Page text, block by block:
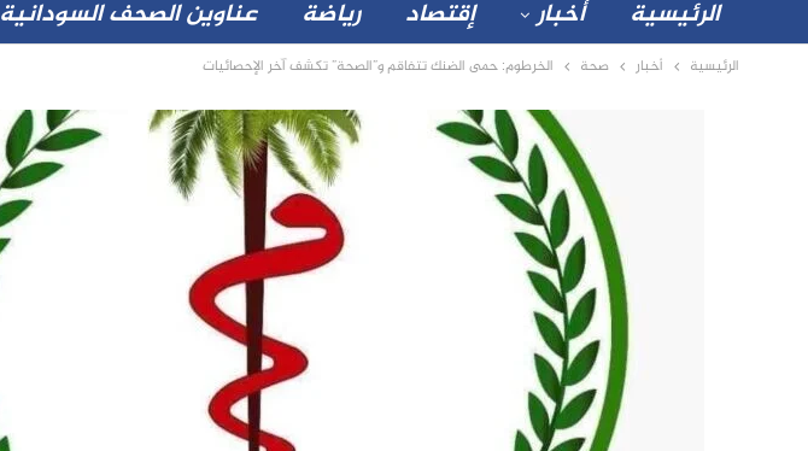
الرئيسية أخبار إقتصاد رياضة عناوين الصحف السودانية
الرئيسية أخبار صحة الخرطوم: حمى الضنك تتفاقم و”الصحة” تكشف آخر الإحصائيات